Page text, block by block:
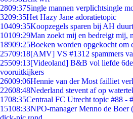
2809:37Single mannen verplichtsingle
3209:35Het Hazy Jane adoratietopic
10409:35Koopzegels sparen bij AH
10109:29Man zoekt mij en bedreigt mij,
18909:25Boeken worden opgekocht om
25709:18[AMV] VS #1312 spammers
25509:13[Videoland] B&B vol liefde
vooruitkijkers
26009:06Hennie van der Most failliet
22608:48Nederland stevent af op
1708:35Centraal FC Utrecht topic #88 -
15108:33NPO-manager Menno de Boer